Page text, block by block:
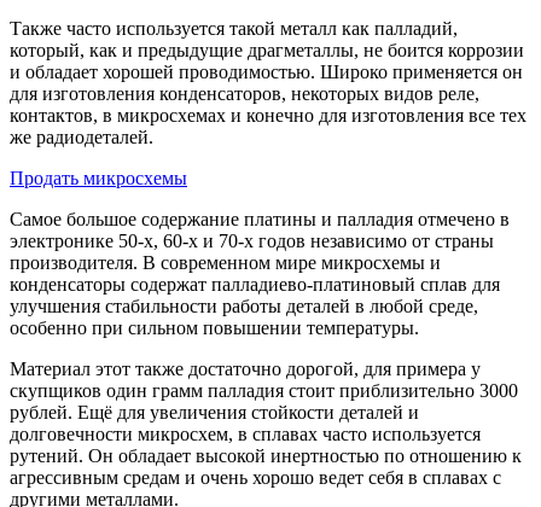
Также часто используется такой металл как палладий,
который, как и предыдущие драгметаллы, не боится коррозии
и обладает хорошей проводимостью. Широко применяется он
для изготовления конденсаторов, некоторых видов реле,
контактов, в микросхемах и конечно для изготовления все тех
же радиодеталей.
Продать микросхемы
Самое большое содержание платины и палладия отмечено в
электронике 50-х, 60-х и 70-х годов независимо от страны
производителя. В современном мире микросхемы и
конденсаторы содержат палладиево-платиновый сплав для
улучшения стабильности работы деталей в любой среде,
особенно при сильном повышении температуры.
Материал этот также достаточно дорогой, для примера у
скупщиков один грамм палладия стоит приблизительно 3000
рублей. Ещё для увеличения стойкости деталей и
долговечности микросхем, в сплавах часто используется
рутений. Он обладает высокой инертностью по отношению к
агрессивным средам и очень хорошо ведет себя в сплавах с
другими металлами.